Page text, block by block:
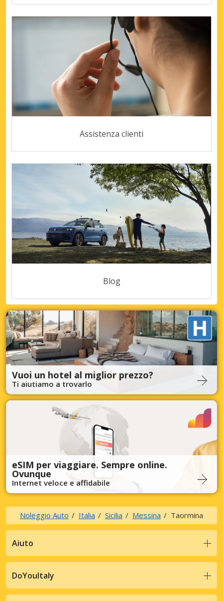
Assistenza clienti
Blog
Vuoi un hotel al miglior prezzo?
Ti aiutiamo a trovarlo
eSIM per viaggiare. Sempre online.
Ovunque
Internet veloce e affidabile
Noleggio Auto Italia Sicilia Messina Taormina
Aiuto
DoYouItaly